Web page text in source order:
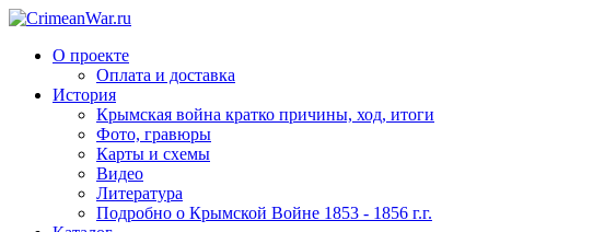
О проекте
Оплата и доставка
История
Крымская война кратко причины, ход, итоги
Фото, гравюры
Карты и схемы
Видео
Литература
Подробно о Крымской Войне 1853 - 1856 г.г.